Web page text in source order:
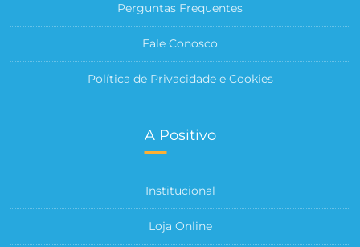
Perguntas Frequentes
Fale Conosco
Política de Privacidade e Cookies
A Positivo
Institucional
Loja Online